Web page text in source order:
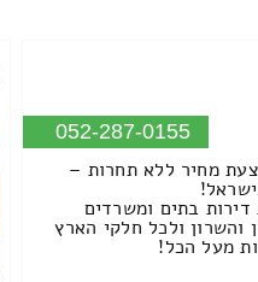
052-287-0155
מחיר ללא תחרות –
דירות בתים ומשרדים
והשרון ולכל חלקי הארץ
מעל הכל!